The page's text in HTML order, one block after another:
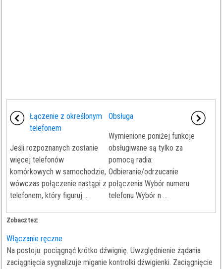
Łączenie z określonym
telefonem
Jeśli rozpoznanych zostanie
więcej telefonów
komórkowych w samochodzie,
wówczas połączenie nastąpi z
telefonem, który figuruj ...
Obsługa
Wymienione poniżej funkcje
obsługiwane są tylko za
pomocą radia:
Odbieranie/odrzucanie
połączenia Wybór numeru
telefonu Wybór n ...
Zobacz tez:
Włączanie ręczne
Na postoju: pociągnąć krótko dźwignię. Uwzględnienie żądania
zaciągnięcia sygnalizuje miganie kontrolki dźwigienki. Zaciągnięcie